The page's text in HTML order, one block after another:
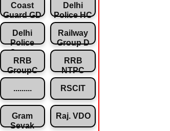
Coast
Guard GD
Delhi
Police HC
Delhi
Police
Const.
Railway
Group D
RRB
GroupC
RRB
NTPC
......... RSCIT
Gram
Sevak
Raj. VDO